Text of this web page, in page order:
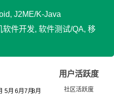
J2ME/K-Java
件开发, 软件测试/QA, 移
用户活跃度